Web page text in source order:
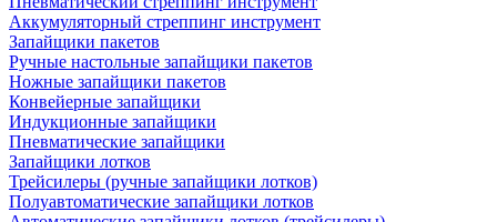
Аккумуляторный стреппинг инструмент
Запайщики пакетов
Ручные настольные запайщики пакетов
Ножные запайщики пакетов
Конвейерные запайщики
Индукционные запайщики
Пневматические запайщики
Запайщики лотков
Трейсилеры (ручные запайщики лотков)
Полуавтоматические запайщики лотков